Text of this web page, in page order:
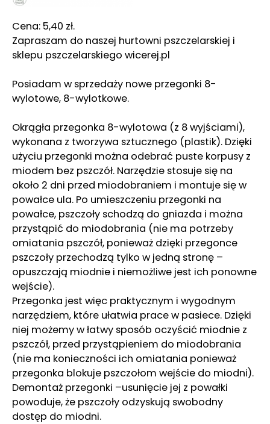
Cena: 5,40 zł.
Zapraszam do naszej hurtowni pszczelarskiej i
sklepu pszczelarskiego wicerej.pl
Posiadam w sprzedaży nowe przegonki 8-
wylotowe, 8-wylotkowe.
Okrągła przegonka 8-wylotowa (z 8 wyjściami),
wykonana z tworzywa sztucznego (plastik). Dzięki
użyciu przegonki można odebrać puste korpusy z
miodem bez pszczół. Narzędzie stosuje się na
około 2 dni przed miodobraniem i montuje się w
powałce ula. Po umieszczeniu przegonki na
powałce, pszczoły schodzą do gniazda i można
przystąpić do miodobrania (nie ma potrzeby
omiatania pszczół, ponieważ dzięki przegonce
pszczoły przechodzą tylko w jedną stronę –
opuszczają miodnie i niemożliwe jest ich ponowne
wejście).
Przegonka jest więc praktycznym i wygodnym
narzędziem, które ułatwia prace w pasiece. Dzięki
niej możemy w łatwy sposób oczyścić miodnie z
pszczół, przed przystąpieniem do miodobrania
(nie ma konieczności ich omiatania ponieważ
przegonka blokuje pszczołom wejście do miodni).
Demontaż przegonki –usunięcie jej z powałki
powoduje, że pszczoły odzyskują swobodny
dostęp do miodni.